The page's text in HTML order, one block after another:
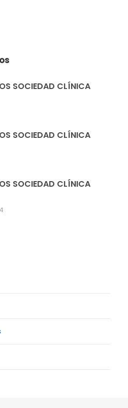
SOCIEDAD CLÍNICA
SOCIEDAD CLÍNICA
SOCIEDAD CLÍNICA